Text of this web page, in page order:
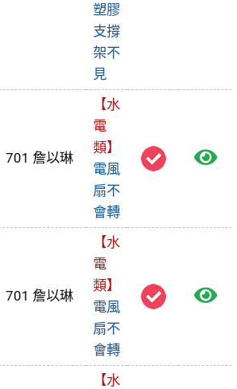
塑膠
支撐
架不
見
701 詹以琳
【水
電
類】
電風
扇不
會轉
檢
報
單
701 詹以琳
【水
電
類】
電風
扇不
會轉
檢
報
【水